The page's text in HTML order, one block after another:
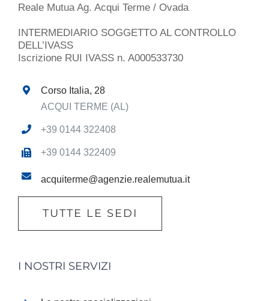
Reale Mutua Ag. Acqui Terme / Ovada
INTERMEDIARIO SOGGETTO AL CONTROLLO
DELL’IVASS
Iscrizione RUI IVASS n. A000533730
Corso Italia, 28
ACQUI TERME (AL)
+39 0144 322408
+39 0144 322409
acquiterme@agenzie.realemutua.it
TUTTE LE SEDI
I NOSTRI SERVIZI